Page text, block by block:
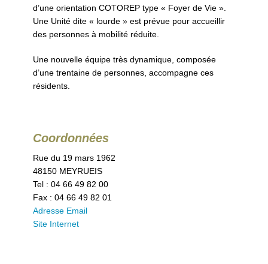
d’une orientation COTOREP type « Foyer de Vie ».
Une Unité dite « lourde » est prévue pour accueillir
des personnes à mobilité réduite.
Une nouvelle équipe très dynamique, composée
d’une trentaine de personnes, accompagne ces
résidents.
Coordonnées
Rue du 19 mars 1962
48150 MEYRUEIS
Tel : 04 66 49 82 00
Fax : 04 66 49 82 01
Adresse Email
Site Internet